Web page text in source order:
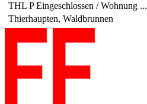
THL P Eingeschlossen / Wohnung ...
Thierhaupten, Waldbrunnen